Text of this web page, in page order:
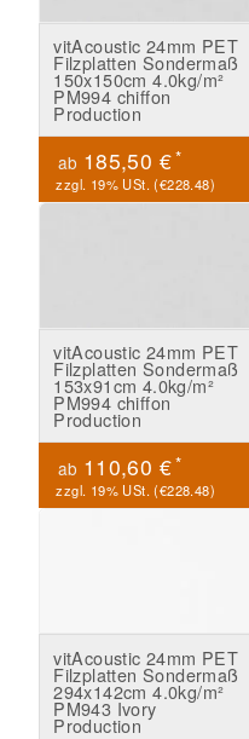
vitAcoustic 24mm PET
Filzplatten Sondermaß
150x150cm 4.0kg/m²
PM994 chiffon
Production
ab 185,50 €*
zzgl. 19% USt. (€228.48)
vitAcoustic 24mm PET
Filzplatten Sondermaß
153x91cm 4.0kg/m²
PM994 chiffon
Production
ab 110,60 €*
zzgl. 19% USt. (€228.48)
vitAcoustic 24mm PET
Filzplatten Sondermaß
294x142cm 4.0kg/m²
PM943 Ivory
Production